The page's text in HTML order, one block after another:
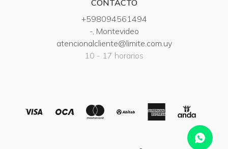
CONTACTO
+598094561494
-, Montevideo
atencionalcliente@limite.com.uy
10 - 17 horarios